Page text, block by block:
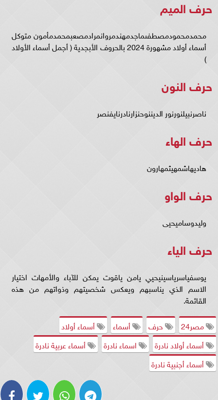
حرف الميم
محمدمحمودمصطفىماجدمهندمروانمرادمصعبمحمدمأمون متوكل
أسماء أولاد مشهورة 2024 بالحروف الأبجدية ( أجمل أسماء الأولاد
)
حرف النون
ناصرنبيلنورنور الديننوحنزارنادرنايفنصر
حرف الهاء
هاديهاشمهيثمهارون
حرف الواو
وليدوساميحيى
حرف الياء
يوسفياسرياسينيحيي يامن ياقوت يمكن للآباء والأمهات اختيار
الاسم الذي يناسبهم ويعكس شخصيتهم وذواتهم من هذه
القائمة.
مصر24
حرف أسماء
أسماء أولاد
أسماء أولاد نادرة
اسماء نادرة
أسماء عربية نادرة
أسماء أجنبية نادرة